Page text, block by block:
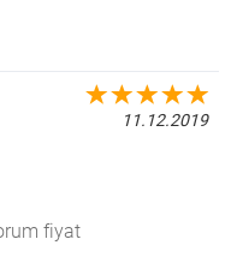
11.12.2019
fiyat